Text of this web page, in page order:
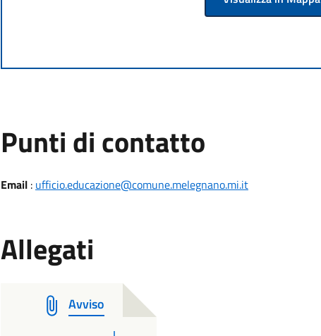
Punti di contatto
Email: ufficio.educazione@comune.melegnano.mi.it
Allegati
Avviso